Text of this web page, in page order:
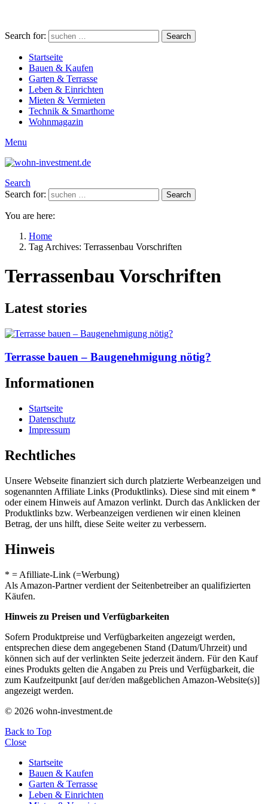
Search for: Search
Startseite
Bauen & Kaufen
Garten & Terrasse
Leben & Einrichten
Mieten & Vermieten
Technik & Smarthome
Wohnmagazin
Menu
Search
Search for:
Search
You are here:
Home
Tag Archives: Terrassenbau Vorschriften
Terrassenbau Vorschriften
Latest stories
Terrasse bauen – Baugenehmigung nötig?
Informationen
Startseite
Datenschutz
Impressum
Rechtliches
Unsere Webseite finanziert sich durch platzierte Werbeanzeigen und
sogenannten Affiliate Links (Produktlinks). Diese sind mit einem *
oder einem Hinweis auf Amazon verlinkt. Durch das Anklicken der
Produktlinks bzw. Werbeanzeigen verdienen wir einen kleinen
Betrag, der uns hilft, diese Seite weiter zu verbessern.
Hinweis
* = Afilliate-Link (=Werbung)
Als Amazon-Partner verdient der Seitenbetreiber an qualifizierten
Käufen.
Hinweis zu Preisen und Verfügbarkeiten
Sofern Produktpreise und Verfügbarkeiten angezeigt werden,
entsprechen diese dem angegebenen Stand (Datum/Uhrzeit) und
können sich auf der verlinkten Seite jederzeit ändern. Für den Kauf
eines Produkts gelten die Angaben zu Preis und Verfügbarkeit, die
zum Kaufzeitpunkt [auf der/den maßgeblichen Amazon-Website(s)]
angezeigt werden.
© 2026 wohn-investment.de
Back to Top
Close
Startseite
Bauen & Kaufen
Garten & Terrasse
Leben & Einrichten